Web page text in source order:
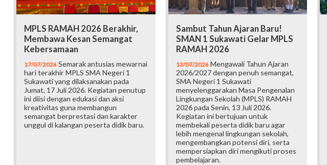
MPLS RAMAH 2026 Berakhir,
Membawa Kesan Semangat
Kebersamaan
17/07/2026 Semarak antusias mewarnai
hari terakhir MPLS SMA Negeri 1
Sukawati yang dilaksanakan pada
Jumat, 17 Juli 2026. Kegiatan penutup
ini diisi dengan edukasi dan aksi
kreativitas guna membangun
semangat berprestasi dan karakter
unggul di kalangan peserta didik baru.
Sambut Tahun Ajaran Baru!
SMAN 1 Sukawati Gelar MPLS
RAMAH 2026
13/07/2026 Mengawali Tahun Ajaran
2026/2027 dengan penuh semangat,
SMA Negeri 1 Sukawati
menyelenggarakan Masa Pengenalan
Lingkungan Sekolah (MPLS) RAMAH
2026 pada Senin, 13 Juli 2026.
Kegiatan ini bertujuan untuk
membekali peserta didik baru agar
lebih mengenal lingkungan sekolah,
mengembangkan potensi diri, serta
mempersiapkan diri mengikuti proses
pembelajaran.